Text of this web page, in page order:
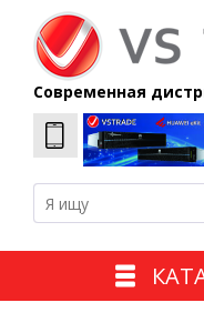
Современная